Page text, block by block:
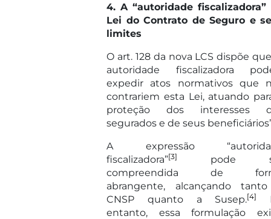
4. A “autoridade fiscalizadora”
Lei do Contrato de Seguro e
limites
O art. 128 da nova LCS dispõe
autoridade fiscalizadora
expedir atos normativos que
contrariem esta Lei, atuando
proteção dos interesses
segurados e de seus
A expressão
fiscalizadora”[3]
pode
compreendida de
abrangente, alcançando
CNSP quanto a Susep.[4]
entanto, essa formulação